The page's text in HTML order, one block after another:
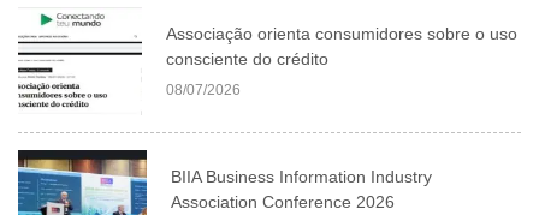
Associação orienta consumidores sobre o uso
consciente do crédito
08/07/2026
BIIA Business Information Industry
Association Conference 2026